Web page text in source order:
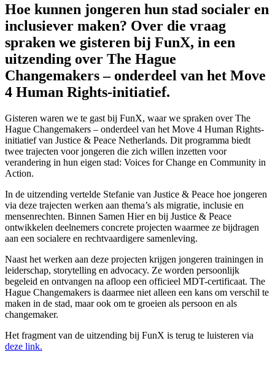
Hoe kunnen jongeren hun stad socialer en
inclusiever maken? Over die vraag
spraken we gisteren bij FunX, in een
uitzending over The Hague
Changemakers – onderdeel van het Move
4 Human Rights-initiatief.
Gisteren waren we te gast bij FunX, waar we spraken over The
Hague Changemakers – onderdeel van het Move 4 Human Rights-
initiatief van Justice & Peace Netherlands. Dit programma biedt
twee trajecten voor jongeren die zich willen inzetten voor
verandering in hun eigen stad: Voices for Change en Community in
Action.
In de uitzending vertelde Stefanie van Justice & Peace hoe jongeren
via deze trajecten werken aan thema’s als migratie, inclusie en
mensenrechten. Binnen Samen Hier en bij Justice & Peace
ontwikkelen deelnemers concrete projecten waarmee ze bijdragen
aan een socialere en rechtvaardigere samenleving.
Naast het werken aan deze projecten krijgen jongeren trainingen in
leiderschap, storytelling en advocacy. Ze worden persoonlijk
begeleid en ontvangen na afloop een officieel MDT-certificaat. The
Hague Changemakers is daarmee niet alleen een kans om verschil te
maken in de stad, maar ook om te groeien als persoon en als
changemaker.
Het fragment van de uitzending bij FunX is terug te luisteren via
deze link.